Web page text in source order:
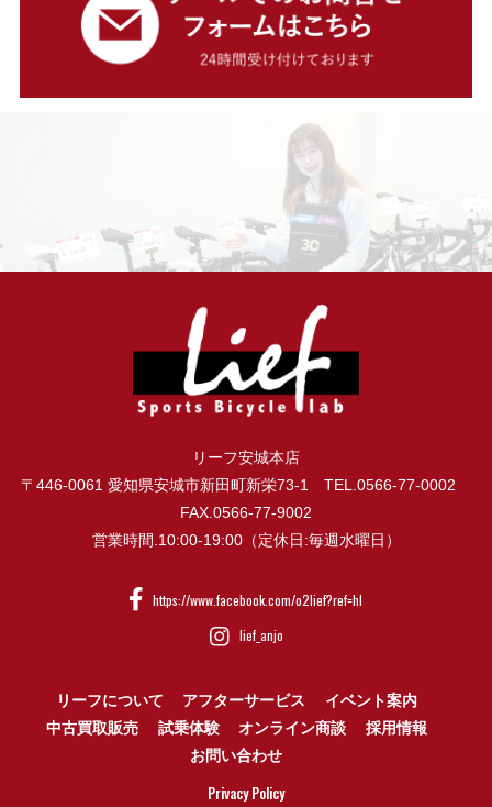
リーフ安城本店
〒446-0061 愛知県安城市新田町新栄73-1 TEL.0566-77-0002
FAX.0566-77-9002
営業時間.10:00-19:00（定休日:毎週水曜日）
https://www.facebook.com/o2lief?ref=hl
lief_anjo
リーフについて アフターサービス
イベント案内
中古買取販売
試乗体験 オンライン商談
採用情報
お問い合わせ
Privacy Policy